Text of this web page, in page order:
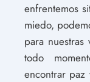
enfrentemos
miedo,
para
todo
encontrar